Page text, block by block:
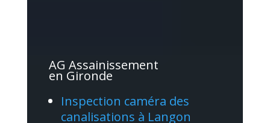
AG Assainissement
en Gironde
Inspection caméra des
canalisations à Langon